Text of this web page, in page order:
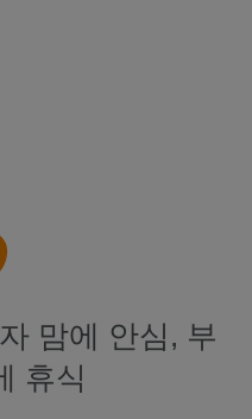
맘에 안심, 부
휴식